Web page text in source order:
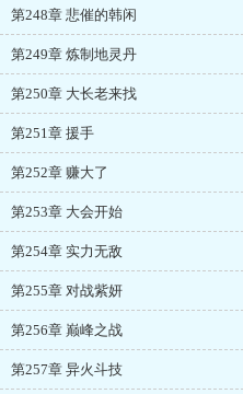
第248章 悲催的韩闲
第249章 炼制地灵丹
第250章 大长老来找
第251章 援手
第252章 赚大了
第253章 大会开始
第254章 实力无敌
第255章 对战紫妍
第256章 巅峰之战
第257章 异火斗技